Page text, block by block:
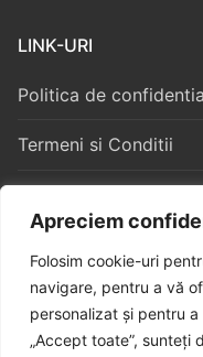
Apreciem
Folosim cookie-uri
navigare, pentru a vă
personalizat și pentru
„Accept toate”, sunteți
LINK-URI
Politica de
Termeni si Conditii
Copyright © 2026 –